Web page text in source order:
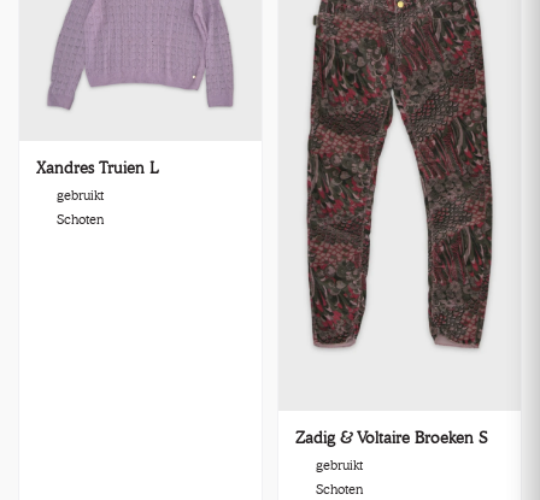
Xandres Truien L
gebruikt
Schoten
Zadig & Voltaire Broeken S
gebruikt
Schoten